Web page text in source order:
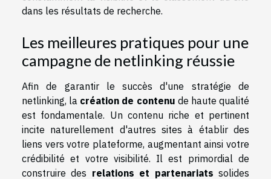
dans les résultats de recherche.
Les meilleures pratiques pour une
campagne de netlinking réussie
Afin de garantir le succès d'une stratégie de
netlinking, la création de contenu de haute qualité
est fondamentale. Un contenu riche et pertinent
incite naturellement d'autres sites à établir des
liens vers votre plateforme, augmentant ainsi votre
crédibilité et votre visibilité. Il est primordial de
construire des relations et partenariats solides